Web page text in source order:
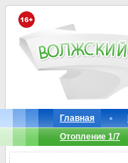
Главная
Отопление 1/7